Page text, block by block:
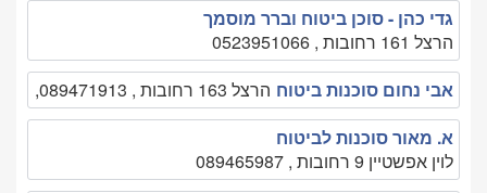
גדי כהן - סוכן ביטוח וברר מוסמך
הרצל 161 רחובות , 0523951066
אבי נחום סוכנות ביטוח הרצל 163 רחובות , 089471913,
א. מאור סוכנות לביטוח
לוין אפשטיין 9 רחובות , 089465987